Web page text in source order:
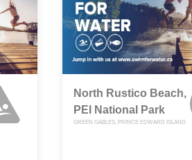
North Rustico Beach,
PEI National Park
GREEN GABLES, PRINCE EDWARD ISLAND